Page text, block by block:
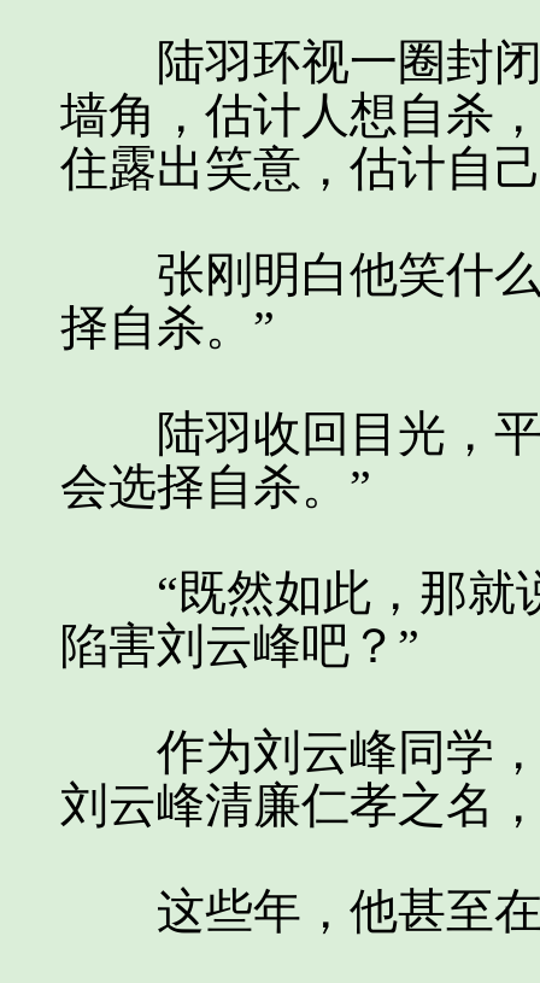
陆羽环视一圈封闭
墙角，估计人想自杀
住露出笑意，估计自
张刚明白他笑什么
择自杀。”
陆羽收回目光，平
会选择自杀。”
“既然如此，那就
陷害刘云峰吧？”
作为刘云峰同学，
刘云峰清廉仁孝之名
这些年，他甚至在